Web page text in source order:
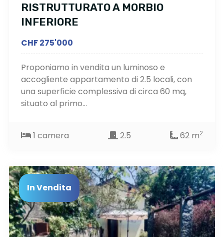
RISTRUTTURATO A MORBIO
INFERIORE
CHF 275'000
Proponiamo in vendita un luminoso e
accogliente appartamento di 2.5 locali, con
una superficie complessiva di circa 60 mq,
situato al primo...
1 camera 2.5 62 m2
In Vendita